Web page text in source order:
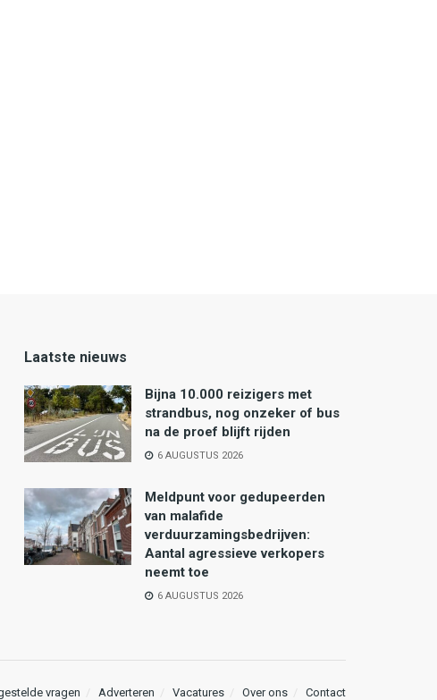
Laatste nieuws
Bijna 10.000 reizigers met
strandbus, nog onzeker of bus
na de proef blijft rijden
6 AUGUSTUS 2026
Meldpunt voor gedupeerden
van malafide
verduurzamingsbedrijven:
Aantal agressieve verkopers
neemt toe
6 AUGUSTUS 2026
vragen Adverteren Vacatures Over ons Contact